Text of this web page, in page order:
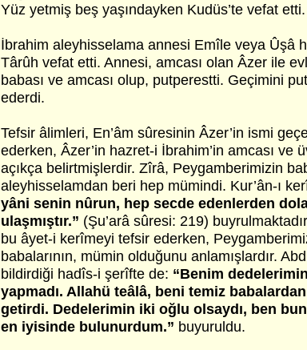
Yüz yetmiş beş yaşındayken Kudüs’te vefat etti.
İbrahim aleyhisselama annesi Emîle veya Ûşâ
Târûh vefat etti. Annesi, amcası olan Âzer ile
babası ve amcası olup, putperestti. Geçimini
ederdi.
Tefsir âlimleri, En’âm sûresinin Âzer’in ismi
ederken, Âzer’in hazret-i İbrahim’in amcası ve
açıkça belirtmişlerdir. Zîrâ, Peygamberimizin
aleyhisselamdan beri hep mümindi. Kur’ân-ı
yâni senin nûrun, hep secde edenlerden
ulaşmıştır.” (Şu’arâ sûresi: 219)
bu âyet-i kerîmeyi tefsir ederken,
babalarının, mümin olduğunu anlamışlardır.
bildirdiği hadîs-i şerîfte de: “Benim
yapmadı. Allahü teâlâ, beni temiz
getirdi. Dedelerimin iki oğlu olsaydı, ben
en iyisinde bulunurdum.” buyuruldu.